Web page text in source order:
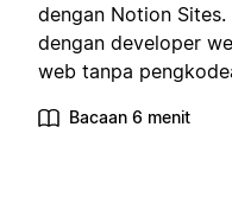
dengan Notion
dengan developer
web tanpa
Bacaan 6 menit